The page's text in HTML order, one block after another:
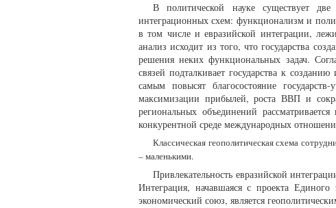
В политической науке существует
интеграционных схем: функционализм и
в том числе и евразийской интеграции,
анализ исходит из того, что государства
решения неких функциональных задач.
связей подталкивает государства к
самым повысят благосостояние
максимизации прибылей, роста ВВП и
региональных объединений
конкурентной среде международных
Классическая геополитическая схема
– маленькими.
Привлекательность евразийской
Интеграция, начавшаяся с проекта
экономический союз, является